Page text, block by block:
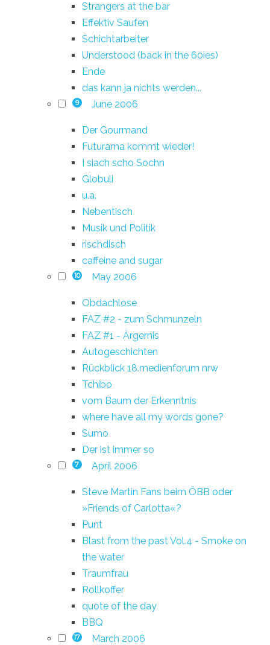
Strangers at the bar
Effektiv Saufen
Schichtarbeiter
Understood (back in the 60ies)
Ende
das kann ja nichts werden...
9 June 2006
Der Gourmand
Futurama kommt wieder!
I siach scho Sochn
Globuli
u.a.
Nebentisch
Musik und Politik
rischdisch
caffeine and sugar
10 May 2006
Obdachlose
FAZ #2 - zum Schmunzeln
FAZ #1 - Ärgernis
Autogeschichten
Rückblick 18.medienforum nrw
Tchibo
vom Baum der Erkenntnis
where have all my words gone?
Sumo
Der ist immer so
7 April 2006
Steve Martin Fans beim ÖBB oder
»Friends of Carlotta«?
Punt
Blast from the past Vol.4 - Smoke on
the water
Traumfrau
Rollkoffer
quote of the day
BBQ
17 March 2006